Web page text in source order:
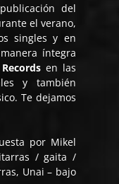
del
el verano,
singles y en
íntegra
en las
y también
Te dejamos
por Mikel
/ gaita /
Unai – bajo